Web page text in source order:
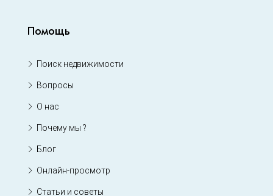
Помощь
Поиск недвижимости
Вопросы
О нас
Почему мы ?
Блог
Онлайн-просмотр
Статьи и советы